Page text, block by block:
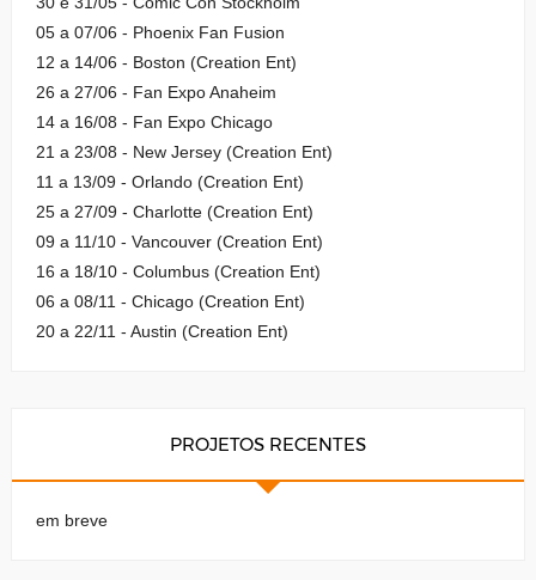
05 a 07/06 - Phoenix Fan Fusion
12 a 14/06 - Boston (Creation Ent)
26 a 27/06 - Fan Expo Anaheim
14 a 16/08 - Fan Expo Chicago
21 a 23/08 - New Jersey (Creation Ent)
11 a 13/09 - Orlando (Creation Ent)
25 a 27/09 - Charlotte (Creation Ent)
09 a 11/10 - Vancouver (Creation Ent)
16 a 18/10 - Columbus (Creation Ent)
06 a 08/11 - Chicago (Creation Ent)
20 a 22/11 - Austin (Creation Ent)
PROJETOS RECENTES
em breve